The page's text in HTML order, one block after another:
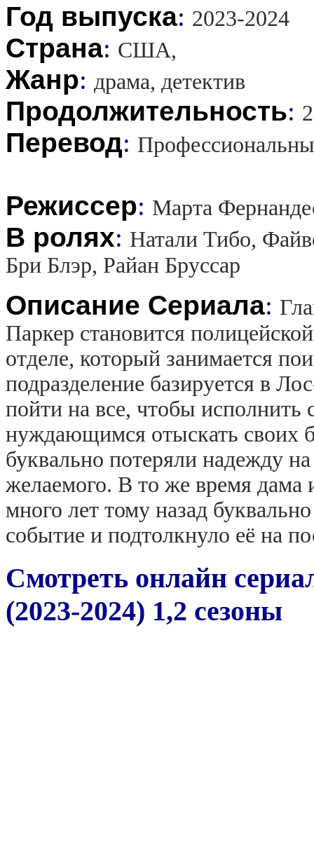
Год выпуска: 2023-2024
Страна: США,
Жанр: драма, детектив
Продолжительность:
Перевод:
Режиссер: Марта
В ролях: Натали Тибо,
Бри Блэр, Райан Бруссар
Описание Сериала:
Паркер становится
отделе, который занимается
подразделение базируется в
пойти на все, чтобы исполнить
нуждающимся отыскать своих
буквально потеряли надежду
желаемого. В то же время
много лет тому назад
событие и подтолкнуло её на
Смотреть онлайн
(2023-2024) 1,2 сезоны